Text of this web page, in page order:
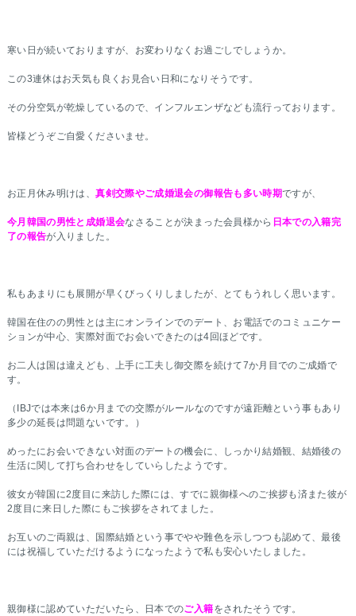
寒い日が続いておりますが、お変わりなくお過ごしでしょうか。
この3連休はお天気も良くお見合い日和になりそうです。
その分空気が乾燥しているので、インフルエンザなども流行っております。
皆様どうぞご自愛くださいませ。
お正月休み明けは、真剣交際やご成婚退会の御報告も多い時期ですが、
今月韓国の男性と成婚退会なさることが決まった会員様から 日本での入籍完
了の報告が入りました。
私もあまりにも展開が早くびっくりしましたが、とてもうれしく思います。
韓国在住のの男性とは主にオンラインでのデート、お電話でのコミュニケー
ションが中心、実際対面でお会いできたのは4回ほどです。
お二人は国は違えども、上手に工夫し御交際を続けて7か月目でのご成婚で
す。
（IBJでは本来は6か月までの交際がルールなのですが遠距離という事もあり
多少の延長は問題ないです。）
めったにお会いできない対面のデートの機会に、しっかり結婚観、結婚後の
生活に関して打ち合わせをしていらしたようです。
彼女が韓国に2度目に来訪した際には、すでに親御様へのご挨拶も済また彼が
2度目に来日した際にもご挨拶をされてました。
お互いのご両親は、国際結婚という事でやや難色を示しつつも認めて、最後
には祝福していただけるようになったようで私も安心いたしました。
親御様に認めていただいたら、日本でのご入籍をされたそうです。